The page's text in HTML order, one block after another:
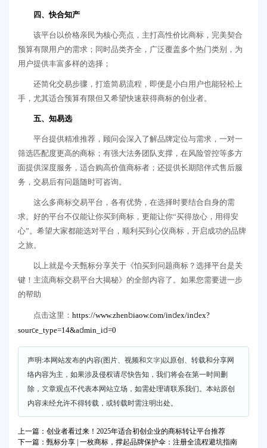
四、快合知产
该平台以价格亲民为核心亮点，主打高性价比商标，完美契合
预算有限用户的需求；同时品类齐全，广泛覆盖多个热门类别，为
用户提供丰富多样的选择；
还简化交易步骤，打造简易流程，即便是小白用户也能轻松上
手，尤其适合预算有限但又希望快速获得商标的创业者。
五、知易选
平台提供精准推荐，顾问会深入了解品牌定位与需求，一对一
筛选匹配度更高的商标；有强大法务团队支撑，在风险管控等多方
面提供深度服务，适合购高价值商标者；还提供长期陪伴式售后服
务，交易后有问题随时可咨询。
这么多商标交易平台，各有优势，在选择时要结合自身的需
求。好的平台不仅能让你买到商标，更能让你“买得放心，用得安
心”。希望大家都能选对平台，顺利买到心仪商标，开启成功的品牌
之旅。
以上就是今天甄标分享关于《怕买到问题商标？选择平台是关
键！主流商标交易平台大揭秘》的全部内容了。如果您需要进一步
的帮助
点击这里： https://www.zhenbiaow.com/index/index?
source_type=14&admin_id=0
声明:本网站发布的内容(图片、视频和文字)以原创、转载和分享网
络内容为主，如果涉及侵权请尽快告知，我们将会在第一时间删
除，文章观点不代表本网站立场，如需处理请联系我们。本站原创
内容未经允许不得转载，或转载时需注明出处。
上一篇：创业者看过来！2025年适合初创企业的商标转让平台推荐
下一篇：甄标分享 | 一枚商标，撑起品牌保护伞：注册全流程避坑指南